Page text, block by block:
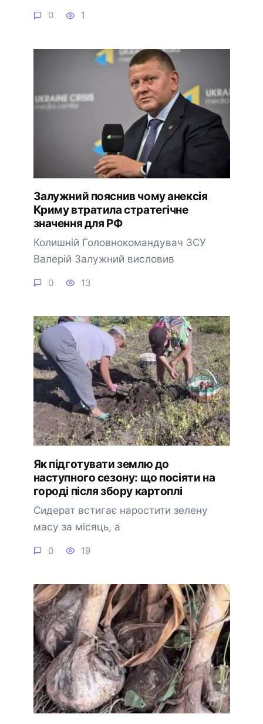
0 1
Залужний пояснив чому анексія
Криму втратила стратегічне
значення для РФ
Колишній Головнокомандувач ЗСУ
Валерій Залужний висловив
0 13
Як підготувати землю до
наступного сезону: що посіяти на
городі після збору картоплі
Сидерат встигає наростити зелену
масу за місяць, а
0 19